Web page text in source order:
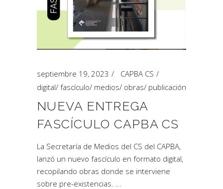
septiembre 19, 2023
CAPBA CS
digital/ fascículo/ medios/ obras/ publicación
NUEVA ENTREGA
FASCÍCULO CAPBA CS
La Secretaría de Medios del CS del CAPBA,
lanzó un nuevo fascículo en formato digital,
recopilando obras donde se interviene
sobre pre-existencias.